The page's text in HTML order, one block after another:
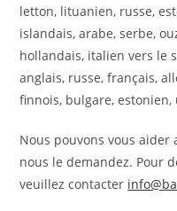
letton, lituanien, russe,
islandais, arabe, serbe,
hollandais, italien vers le
anglais, russe, français,
finnois, bulgare, estonien,
Nous pouvons vous aider
nous le demandez. Pour
veuillez contacter